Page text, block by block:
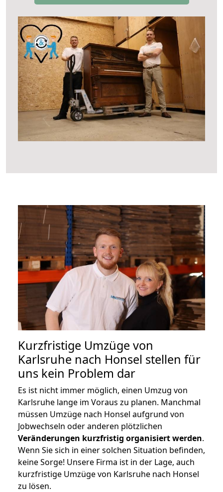
Kurzfristige Umzüge von
Karlsruhe nach Honsel stellen für
uns kein Problem dar
Es ist nicht immer möglich, einen Umzug von
Karlsruhe lange im Voraus zu planen. Manchmal
müssen Umzüge nach Honsel aufgrund von
Jobwechseln oder anderen plötzlichen
Veränderungen kurzfristig organisiert werden.
Wenn Sie sich in einer solchen Situation befinden,
keine Sorge! Unsere Firma ist in der Lage, auch
kurzfristige Umzüge von Karlsruhe nach Honsel
zu lösen.